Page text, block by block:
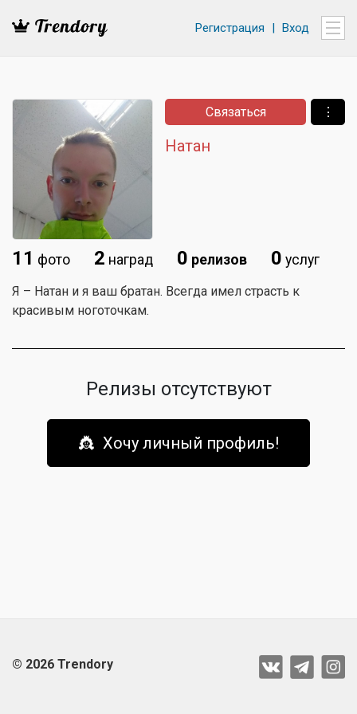
Регистрация | Вход
Натан
Связаться ⋮
11 фото 2 наград 0 релизов 0 услуг
Я – Натан и я ваш братан. Всегда имел страсть к
красивым ноготочкам.
Релизы отсутствуют
👸 Хочу личный профиль!
© 2026 Trendory